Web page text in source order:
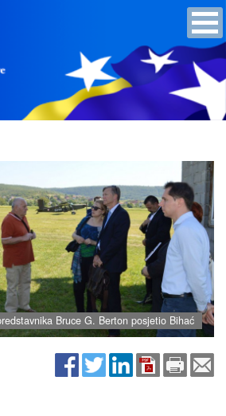
Bruce G. Berton posjetio Bihać